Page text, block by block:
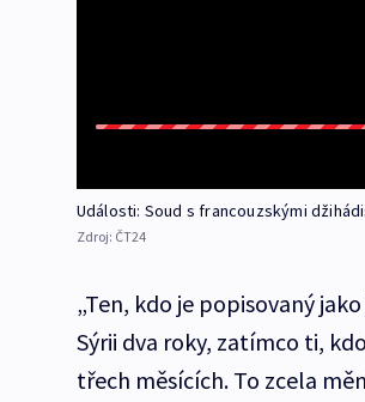
Události: Soud s francouzskými
Zdroj: ČT24
„Ten, kdo je popisovaný
Sýrii dva roky, zatímco ti,
třech měsících. To zcela